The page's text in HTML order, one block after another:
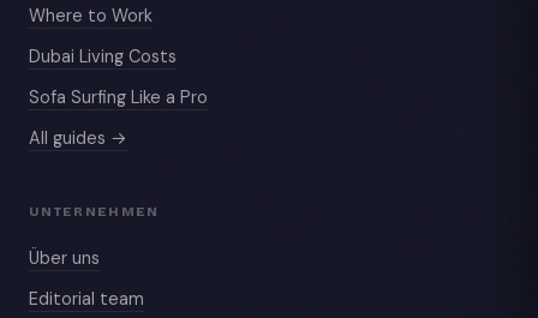
Where to Work
Dubai Living Costs
Sofa Surfing Like a Pro
All guides →
UNTERNEHMEN
Über uns
Editorial team